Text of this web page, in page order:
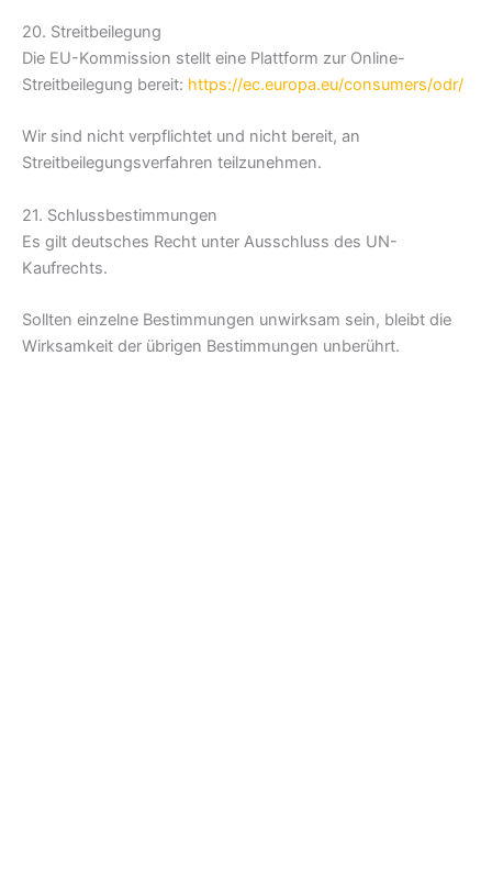
20. Streitbeilegung
Die EU-Kommission stellt eine Plattform zur Online-
Streitbeilegung bereit: https://ec.europa.eu/consumers/odr/
Wir sind nicht verpflichtet und nicht bereit, an
Streitbeilegungsverfahren teilzunehmen.
21. Schlussbestimmungen
Es gilt deutsches Recht unter Ausschluss des UN-
Kaufrechts.
Sollten einzelne Bestimmungen unwirksam sein, bleibt die
Wirksamkeit der übrigen Bestimmungen unberührt.